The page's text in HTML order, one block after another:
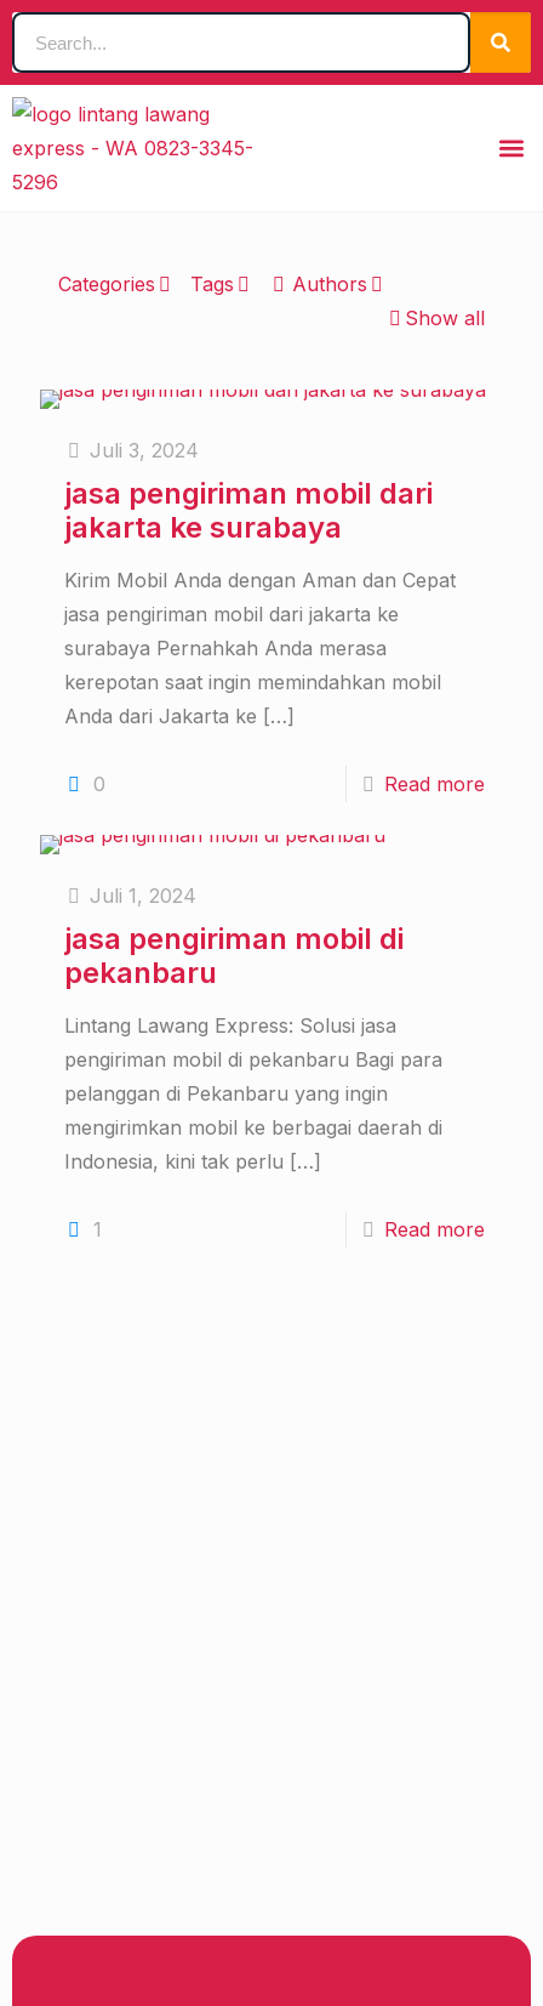
Categories Tags
Authors
Show all
Juli 3, 2024
jasa pengiriman mobil dari
jakarta ke surabaya
Kirim Mobil Anda dengan Aman dan Cepat
jasa pengiriman mobil dari jakarta ke
surabaya Pernahkah Anda merasa
kerepotan saat ingin memindahkan mobil
Anda dari Jakarta ke […]
0 Read more
Juli 1, 2024
jasa pengiriman mobil di
pekanbaru
Lintang Lawang Express: Solusi jasa
pengiriman mobil di pekanbaru Bagi para
pelanggan di Pekanbaru yang ingin
mengirimkan mobil ke berbagai daerah di
Indonesia, kini tak perlu […]
1 Read more